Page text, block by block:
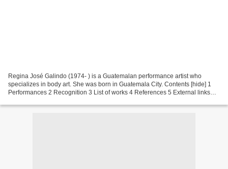
Regina José Galindo (1974- ) is a Guatemalan performance artist who
specializes in body art. She was born in Guatemala City. Contents [hide] 1
Performances 2 Recognition 3 List of works 4 References 5 External links